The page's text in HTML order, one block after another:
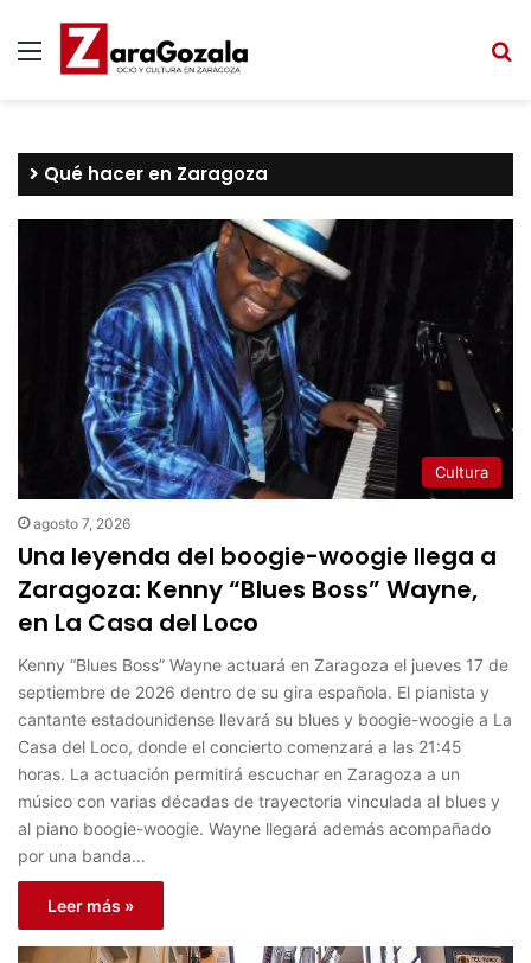
Menú
Qué hacer en Zaragoza
Cultura
agosto 7, 2026
Una leyenda del boogie-woogie llega a
Zaragoza: Kenny “Blues Boss” Wayne,
en La Casa del Loco
Kenny “Blues Boss” Wayne actuará en Zaragoza el jueves 17 de
septiembre de 2026 dentro de su gira española. El pianista y
cantante estadounidense llevará su blues y boogie-woogie a La
Casa del Loco, donde el concierto comenzará a las 21:45
horas. La actuación permitirá escuchar en Zaragoza a un
músico con varias décadas de trayectoria vinculada al blues y
al piano boogie-woogie. Wayne llegará además acompañado
por una banda…
Leer más »